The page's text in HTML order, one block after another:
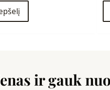
ir gauk